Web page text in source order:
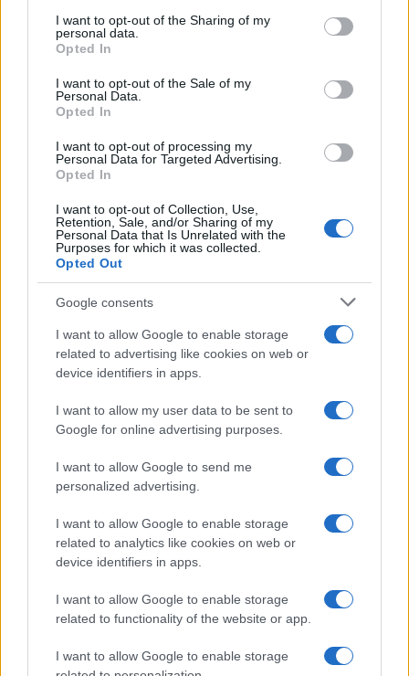
not limited to your visit or usage behaviour. You may click to
grant or deny consent to Google and its third-party tags to
use your data for below specified purposes in below Google
consent section.
I want to opt-out of the Sharing of my
personal data.
Opted In
I want to opt-out of the Sale of my
Personal Data.
Opted In
I want to opt-out of processing my
Personal Data for Targeted Advertising.
Opted In
I want to opt-out of Collection, Use,
Retention, Sale, and/or Sharing of my
Personal Data that Is Unrelated with the
Purposes for which it was collected.
Opted Out
Google consents
I want to allow Google to enable storage
related to advertising like cookies on web or
device identifiers in apps.
I want to allow my user data to be sent to
Google for online advertising purposes.
I want to allow Google to send me
personalized advertising.
I want to allow Google to enable storage
related to analytics like cookies on web or
device identifiers in apps.
I want to allow Google to enable storage
related to functionality of the website or app.
I want to allow Google to enable storage
FINANZAS
La Reserva Federal aprueba la adquisición de Webster Bank
por parte de Banco Santander
FINANZAS
Guía completa sobre tarjetas cripto: fees, cashback y seguridad